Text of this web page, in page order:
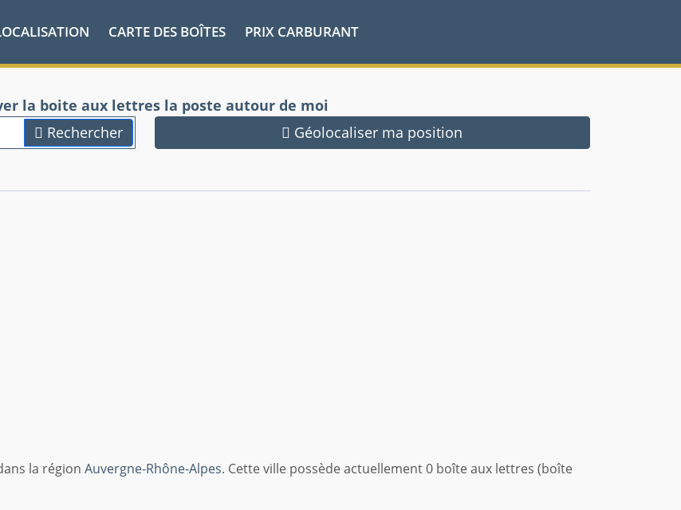
CARTE DES BOÎTES PRIX CARBURANT
la boite aux lettres la poste autour de moi
Rechercher
Géolocaliser ma position
la région Auvergne-Rhône-Alpes. Cette ville possède actuellement 0 boîte aux lettres (boîte